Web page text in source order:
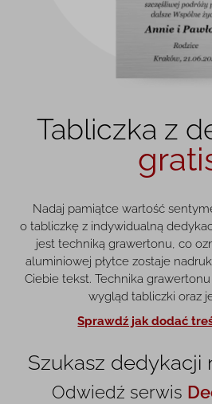
Tabliczka z
Nadaj pamiątce wartość
o tabliczkę z indywidualną
jest techniką grawertonu, co
aluminiowej płytce zostaje
Ciebie tekst. Technika
wygląd tabliczki oraz
Sprawdź jak dodać
Szukasz dedykacji
Odwiedź serwis